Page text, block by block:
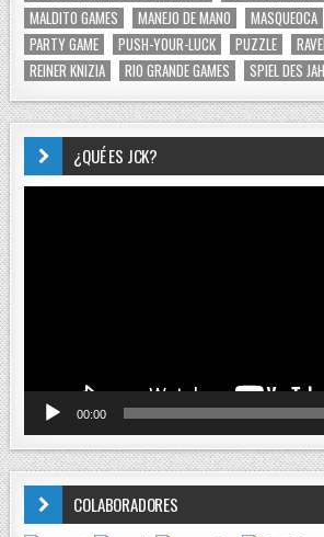
MALDITO GAMES
MANEJO DE MANO MASQUEOCA
PARTY GAME
PUSH-YOUR-LUCK PUZZLE
REINER KNIZIA
RIO GRANDE GAMES SPIEL DES
¿QUÉ ES JCK?
00:00
COLABORADORES